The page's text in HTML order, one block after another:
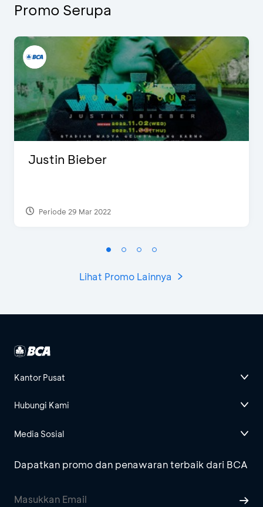
Promo Serupa
Justin Bieber
Periode 29 Mar 2022
Lihat Promo Lainnya
Kantor Pusat
Hubungi Kami
Media Sosial
Dapatkan promo dan penawaran terbaik dari BCA